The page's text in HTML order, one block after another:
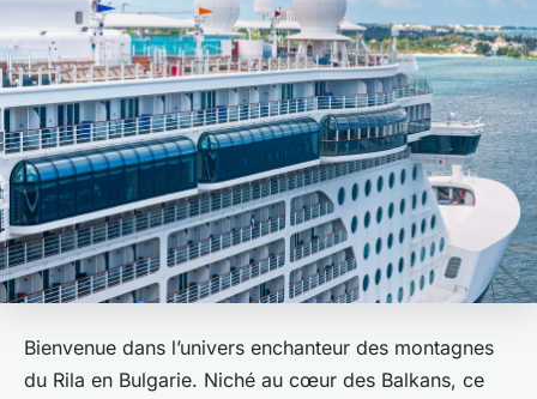
Bienvenue dans l’univers enchanteur des montagnes
du Rila en Bulgarie. Niché au cœur des Balkans, ce